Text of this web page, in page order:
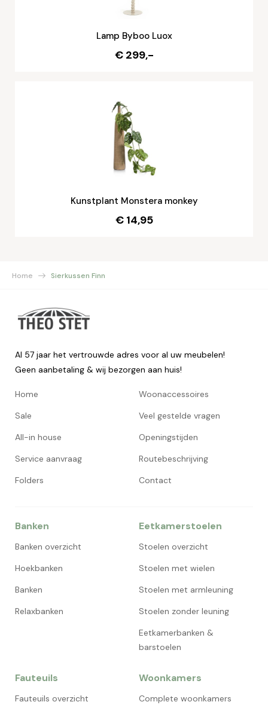
Lamp Byboo Luox
€ 299,-
Kunstplant Monstera monkey
€ 14,95
Home Sierkussen Finn
Al 57 jaar het vertrouwde adres voor al uw meubelen!
Geen aanbetaling & wij bezorgen aan huis!
Home
Sale
All-in house
Service aanvraag
Folders
Woonaccessoires
Veel gestelde vragen
Openingstijden
Routebeschrijving
Contact
Banken
Banken overzicht
Hoekbanken
Banken
Relaxbanken
Eetkamerstoelen
Stoelen overzicht
Stoelen met wielen
Stoelen met armleuning
Stoelen zonder leuning
Eetkamerbanken &
barstoelen
Fauteuils
Fauteuils overzicht
Woonkamers
Complete woonkamers